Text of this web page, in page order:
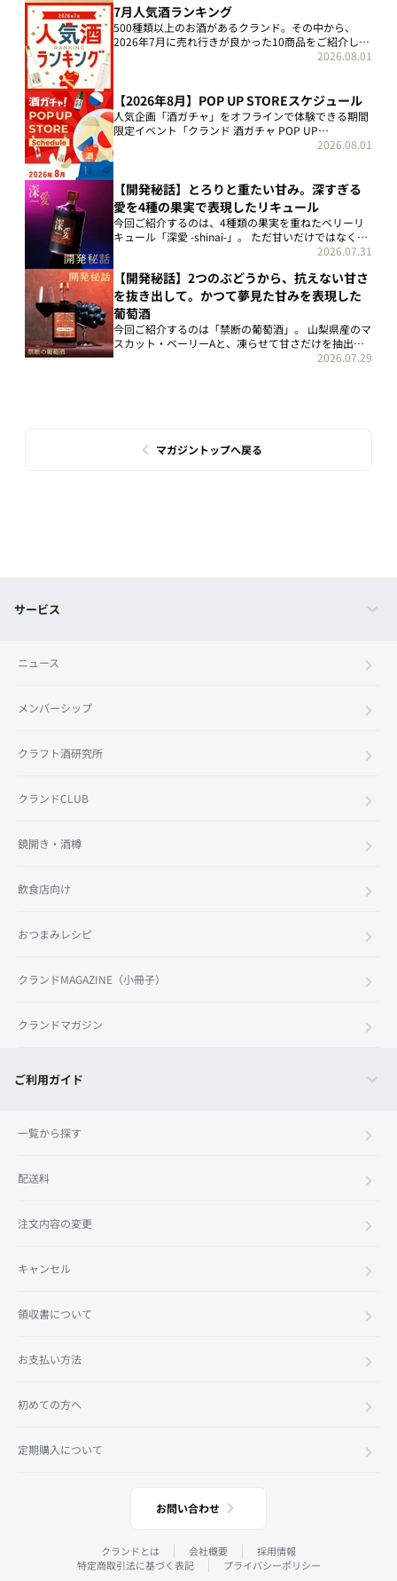
イスキーの原点」でした。 この1本...
7月人気酒ランキング
500種類以上のお酒があるクランド。その中から、
2026年7月に売れ行きが良かった10商品をご紹介しま
す！ 夏の暑い日にぴったりな爽やかな1本から、デザ
2026.08.01
【2026年8月】POP UP STOREスケジュール
人気企画「酒ガチャ」をオフラインで体験できる期間
限定イベント「クランド 酒ガチャ POP UP
STORE」。月ごとに各地で開催中の情報をまとめてい
2026.08.01
【開発秘話】とろりと重たい甘み。深すぎる
愛を4種の果実で表現したリキュール
今回ご紹介するのは、4種類の果実を重ねたベリーリ
キュール「深愛 -shinai-」。 ただ甘いだけではなく、
濃厚な甘みと渋み、そして酸味が分厚く絡み合う1本
観について、開発を担当したメ...
2026.07.31
【開発秘話】2つのぶどうから、抗えない甘さ
を抜き出して。かつて夢見た甘みを表現した
葡萄酒
今回ご紹介するのは「禁断の葡萄酒」。 山梨県産のマ
スカット・ベーリーAと、凍らせて甘さだけを抽出し
た巨峰の果汁を重ねた、極上の甘口赤ワイン。 「ワイ
2026.07.29
マガジントップへ戻る
サービス
ニュース
メンバーシップ
クラフト酒研究所
クランドCLUB
鏡開き・酒樽
飲食店向け
おつまみレシピ
クランドMAGAZINE（小冊子）
クランドマガジン
ご利用ガイド
一覧から探す
配送料
注文内容の変更
キャンセル
領収書について
お支払い方法
初めての方へ
定期購入について
お問い合わせ
クランドとは 会社概要
採用情報
特定商取引法に基づく表記
プライバシーポリシー